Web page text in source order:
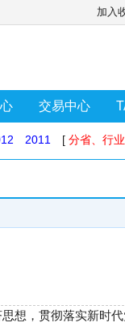
加入
交易中心
2011 [ 分省、行业
想，贯彻落实新时